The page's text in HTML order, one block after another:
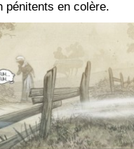
pénitents en colère.